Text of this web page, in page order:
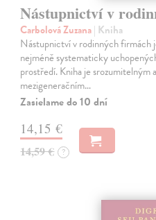
Nástupnictví v
Carbolová Zuzana| Kniha
Nástupnictví v rodinných firmách
nejméně systematicky
prostředí. Kniha je
mezigeneračním…
Zasielame do 10 dní
14,15 €
14,59 € ?